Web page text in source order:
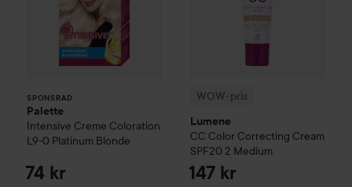
SPONSRAD
Palette
Intensive Creme Coloration
L9-0 Platinum Blonde
74 kr
WOW-pris
Lumene
CC Color Correcting Cream
SPF20 2 Medium
147 kr